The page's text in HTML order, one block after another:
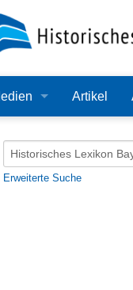
Artikel
Erweiterte Suche